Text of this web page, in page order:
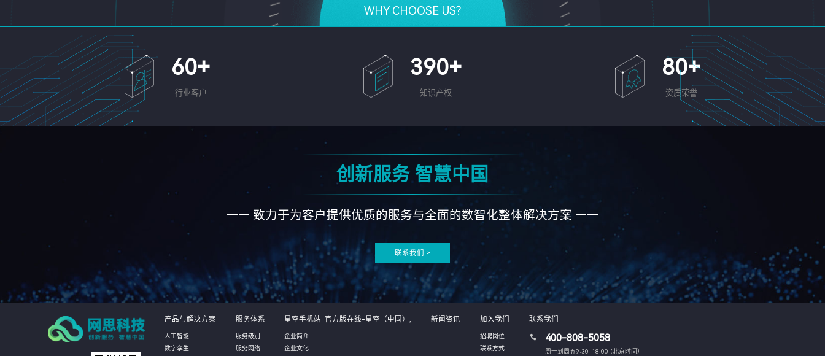
WHY CHOOSE US?
60+
行业客户
390+
知识产权
80+
资质荣誉
创新服务 智慧中国
—— 致力于为客户提供优质的服务与全面的数智化整体解决方案 ——
联系我们 >
产品与解决方案
人工智能
数字孪生
服务体系
服务级别
服务网络
星空手机站·官方版在线-星空（中国）,
企业简介
企业文化
新闻资讯 加入我们
招聘岗位
联系方式
联系我们
400-808-5058
周一到周五9:30-18:00 (北京时间）